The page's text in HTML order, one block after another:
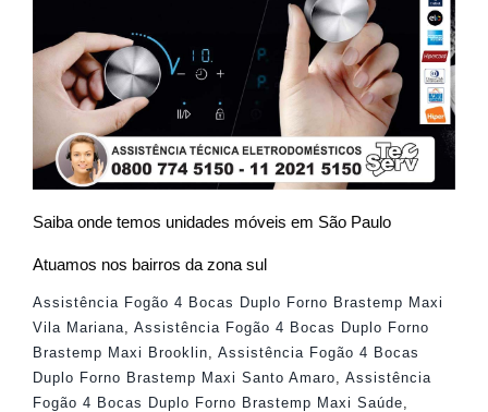
Saiba onde temos unidades móveis em São Paulo
Atuamos nos bairros da zona sul
Assistência Fogão 4 Bocas Duplo Forno Brastemp Maxi
Vila Mariana
Assistência Fogão 4 Bocas Duplo Forno
Brastemp Maxi Brooklin
Assistência Fogão 4 Bocas
Duplo Forno Brastemp Maxi Santo Amaro
Assistência
Fogão 4 Bocas Duplo Forno Brastemp Maxi Saúde